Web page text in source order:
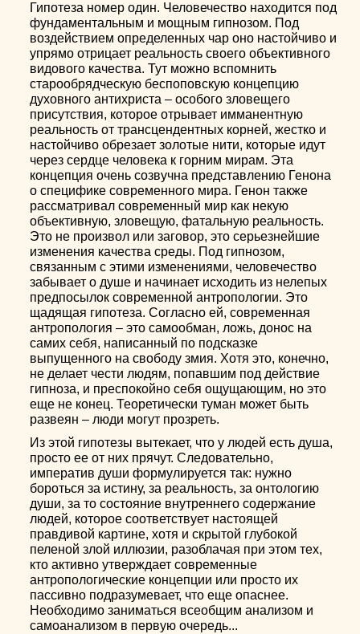
Гипотеза номер один. Человечество находится под
фундаментальным и мощным гипнозом. Под
воздействием определенных чар оно настойчиво и
упрямо отрицает реальность своего объективного
видового качества. Тут можно вспомнить
старообрядческую беспоповскую концепцию
духовного антихриста – особого зловещего
присутствия, которое отрывает имманентную
реальность от трансцендентных корней, жестко и
настойчиво обрезает золотые нити, которые идут
через сердце человека к горним мирам. Эта
концепция очень созвучна представлению Генона
о специфике современного мира. Генон также
рассматривал современный мир как некую
объективную, зловещую, фатальную реальность.
Это не произвол или заговор, это серьезнейшие
изменения качества среды. Под гипнозом,
связанным с этими изменениями, человечество
забывает о душе и начинает исходить из нелепых
предпосылок современной антропологии. Это
щадящая гипотеза. Согласно ей, современная
антропология – это самообман, ложь, донос на
самих себя, написанный по подсказке
выпущенного на свободу змия. Хотя это, конечно,
не делает чести людям, попавшим под действие
гипноза, и преспокойно себя ощущающим, но это
еще не конец. Теоретически туман может быть
развеян – люди могут прозреть.
Из этой гипотезы вытекает, что у людей есть душа,
просто ее от них прячут. Следовательно,
императив души формулируется так: нужно
бороться за истину, за реальность, за онтологию
души, за то состояние внутреннего содержание
людей, которое соответствует настоящей
правдивой картине, хотя и скрытой глубокой
пеленой злой иллюзии, разоблачая при этом тех,
кто активно утверждает современные
антропологические концепции или просто их
пассивно подразумевает, что еще опаснее.
Необходимо заниматься всеобщим анализом и
самоанализом в первую очередь...